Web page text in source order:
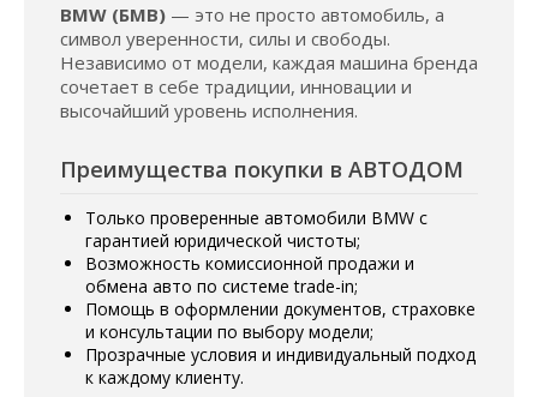
BMW (БМВ) — это не просто автомобиль, а
символ уверенности, силы и свободы.
Независимо от модели, каждая машина бренда
сочетает в себе традиции, инновации и
высочайший уровень исполнения.
Преимущества покупки в АВТОДОМ
Только проверенные автомобили BMW с
гарантией юридической чистоты;
Возможность комиссионной продажи и
обмена авто по системе trade-in;
Помощь в оформлении документов, страховке
и консультации по выбору модели;
Прозрачные условия и индивидуальный подход
к каждому клиенту.